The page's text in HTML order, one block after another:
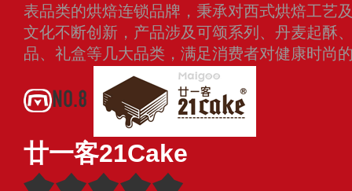
表品类的烘焙连锁品牌，秉承对西式烘焙工艺
文化不断创新，产品涉及可颂系列、丹麦起酥
品、礼盒等几大品类，满足消费者对健康时尚
NO.8
廿一客21Cake